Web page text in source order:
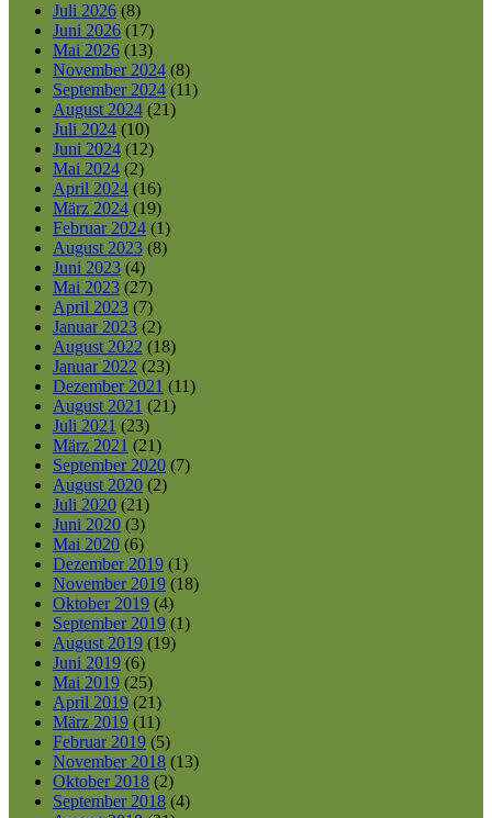
Juli 2026 (8)
Juni 2026 (17)
Mai 2026 (13)
November 2024 (8)
September 2024 (11)
August 2024 (21)
Juli 2024 (10)
Juni 2024 (12)
Mai 2024 (2)
April 2024 (16)
März 2024 (19)
Februar 2024 (1)
August 2023 (8)
Juni 2023 (4)
Mai 2023 (27)
April 2023 (7)
Januar 2023 (2)
August 2022 (18)
Januar 2022 (23)
Dezember 2021 (11)
August 2021 (21)
Juli 2021 (23)
März 2021 (21)
September 2020 (7)
August 2020 (2)
Juli 2020 (21)
Juni 2020 (3)
Mai 2020 (6)
Dezember 2019 (1)
November 2019 (18)
Oktober 2019 (4)
September 2019 (1)
August 2019 (19)
Juni 2019 (6)
Mai 2019 (25)
April 2019 (21)
März 2019 (11)
Februar 2019 (5)
November 2018 (13)
Oktober 2018 (2)
September 2018 (4)